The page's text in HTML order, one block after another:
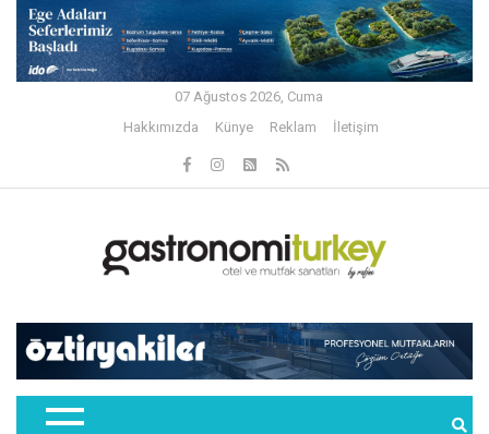
07 Ağustos 2026, Cuma
Hakkımızda
Künye Reklam İletişim